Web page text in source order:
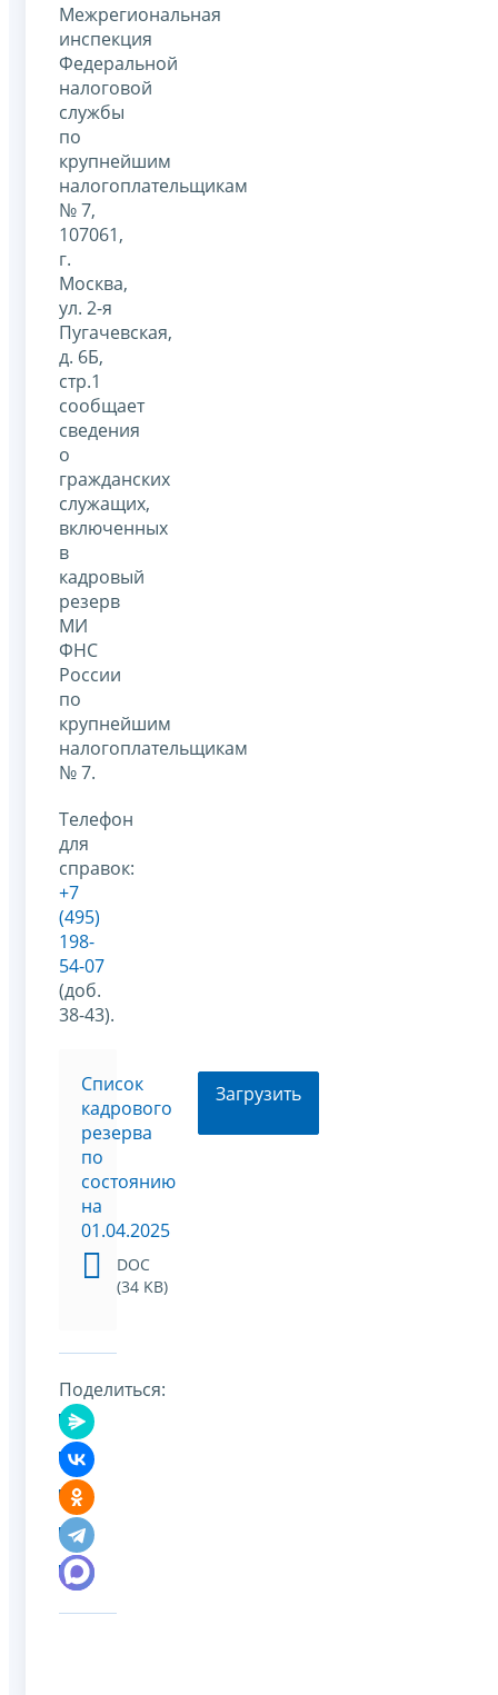
Межрегиональная
инспекция
Федеральной
налоговой
службы
по
крупнейшим
налогоплательщикам
№ 7,
107061,
г.
Москва,
ул. 2-я
Пугачевская,
д. 6Б,
стр.1
сообщает
сведения
о
гражданских
служащих,
включенных
в
кадровый
резерв
МИ
ФНС
России
по
крупнейшим
налогоплательщикам
№ 7.
Телефон
для
справок:
+7
(495)
198-
54-07
(доб.
38-43).
Список
кадрового
резерва
по
состоянию
на
01.04.2025
DOC
(34 KB)
Загрузить
Поделиться: